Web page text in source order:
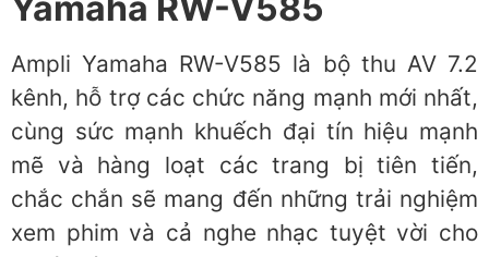
Yamaha RW-V585
Ampli Yamaha RW-V585 là bộ thu AV 7.2
kênh, hỗ trợ các chức năng mạnh mới nhất,
cùng sức mạnh khuếch đại tín hiệu mạnh
mẽ và hàng loạt các trang bị tiên tiến,
chắc chắn sẽ mang đến những trải nghiệm
xem phim và cả nghe nhạc tuyệt vời cho